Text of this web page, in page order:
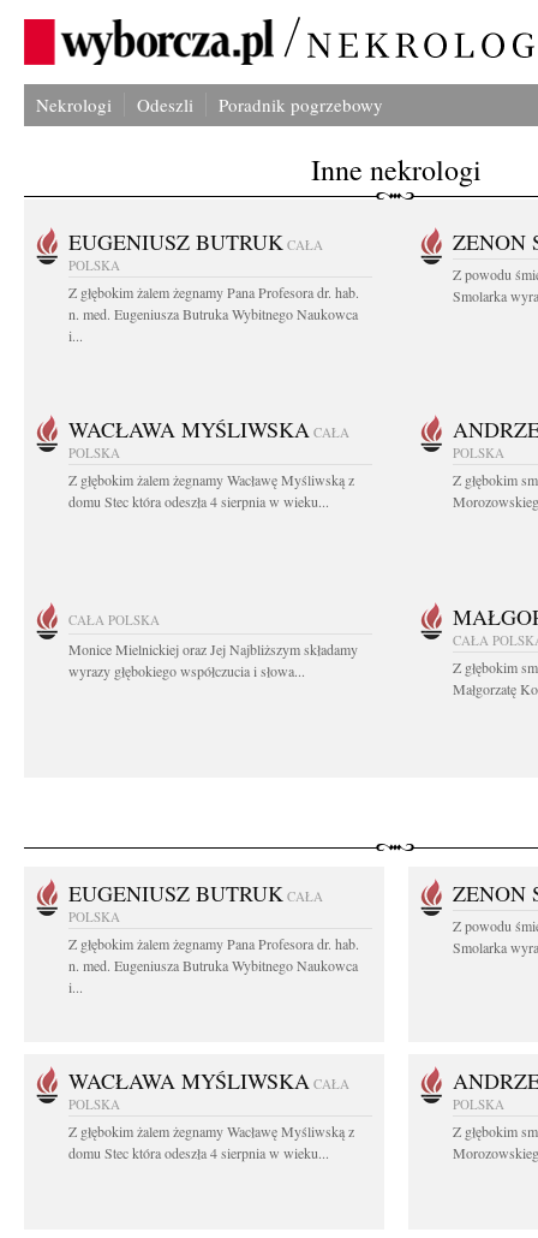
Nekrologi Odeszli Poradnik pogrzebowy
Inne nekrologi
EUGENIUSZ BUTRUK CAŁA
POLSKA
Z głębokim żalem żegnamy Pana Profesora dr. hab.
n. med. Eugeniusza Butruka Wybitnego Naukowca
i...
ZENON
Z powodu
Smolarka
WACŁAWA MYŚLIWSKA CAŁA
POLSKA
Z głębokim żalem żegnamy Wacławę Myśliwską z
domu Stec która odeszła 4 sierpnia w wieku...
POLSKA
Z głębokim
CAŁA POLSKA
Monice Mielnickiej oraz Jej Najbliższym składamy
wyrazy głębokiego współczucia i słowa...
CAŁA
Z głębokim
Małgorzatę
EUGENIUSZ BUTRUK CAŁA
POLSKA
Z głębokim żalem żegnamy Pana Profesora dr. hab.
n. med. Eugeniusza Butruka Wybitnego Naukowca
i...
ZENON
Z powodu
Smolarka
WACŁAWA MYŚLIWSKA CAŁA
POLSKA
Z głębokim żalem żegnamy Wacławę Myśliwską z
domu Stec która odeszła 4 sierpnia w wieku...
POLSKA
Z głębokim